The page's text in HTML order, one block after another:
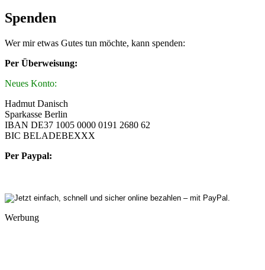
Spenden
Wer mir etwas Gutes tun möchte, kann spenden:
Per Überweisung:
Neues Konto:
Hadmut Danisch
Sparkasse Berlin
IBAN DE37 1005 0000 0191 2680 62
BIC BELADEBEXXX
Per Paypal:
Werbung